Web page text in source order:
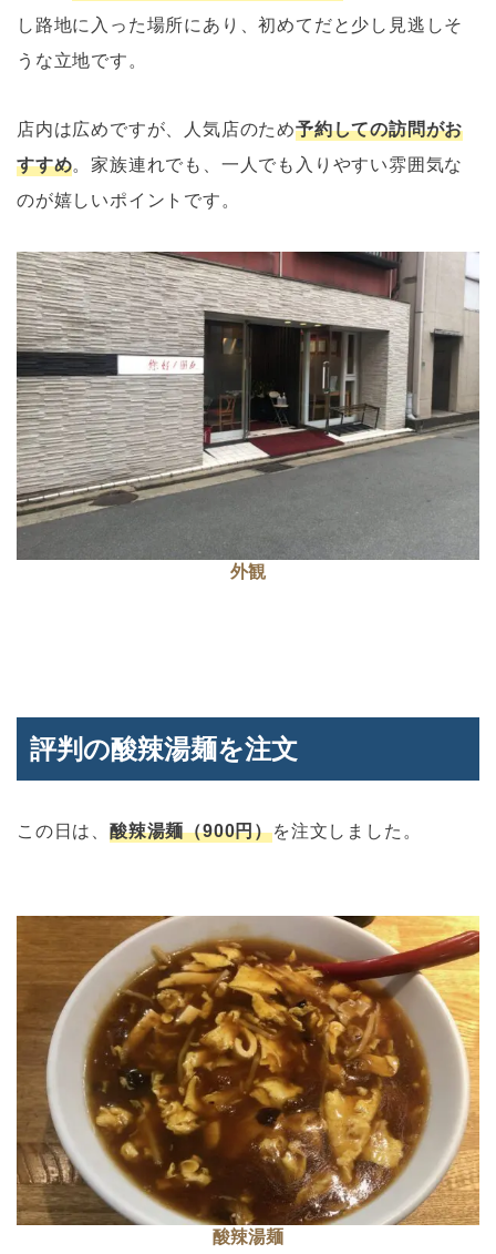
し路地に入った場所にあり、初めてだと少し見逃しそ
うな立地です。
店内は広めですが、人気店のため予約しての訪問がお
すすめ。家族連れでも、一人でも入りやすい雰囲気な
のが嬉しいポイントです。
外観
評判の酸辣湯麺を注文
この日は、 酸辣湯麺（900円）を注文しました。
酸辣湯麺